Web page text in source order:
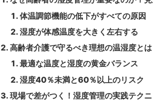
体温調節機能の低下がすべての原因
湿度が体感温度を大きく左右する
高齢者介護で守るべき理想の温湿度と
最適な温度と湿度の黄金バランス
湿度40％未満と60％以上のリスク
現場で差がつく！湿度管理の実践テク